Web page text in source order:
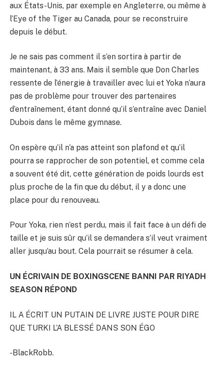
aux États-Unis, par exemple en Angleterre, ou même à
l’Eye of the Tiger au Canada, pour se reconstruire
depuis le début.
Je ne sais pas comment il s’en sortira à partir de
maintenant, à 33 ans. Mais il semble que Don Charles
ressente de l’énergie à travailler avec lui et Yoka n’aura
pas de problème pour trouver des partenaires
d’entraînement, étant donné qu’il s’entraîne avec Daniel
Dubois dans le même gymnase.
On espère qu’il n’a pas atteint son plafond et qu’il
pourra se rapprocher de son potentiel, et comme cela
a souvent été dit, cette génération de poids lourds est
plus proche de la fin que du début, il y a donc une
place pour du renouveau.
Pour Yoka, rien n’est perdu, mais il fait face à un défi de
taille et je suis sûr qu’il se demandera s’il veut vraiment
aller jusqu’au bout. Cela pourrait se résumer à cela.
UN ÉCRIVAIN DE BOXINGSCENE BANNI PAR RIYADH
SEASON RÉPOND
IL A ÉCRIT UN PUTAIN DE LIVRE JUSTE POUR DIRE
QUE TURKI L’A BLESSÉ DANS SON ÉGO
-BlackRobb.